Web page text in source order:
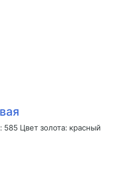
Цвет золота: красный